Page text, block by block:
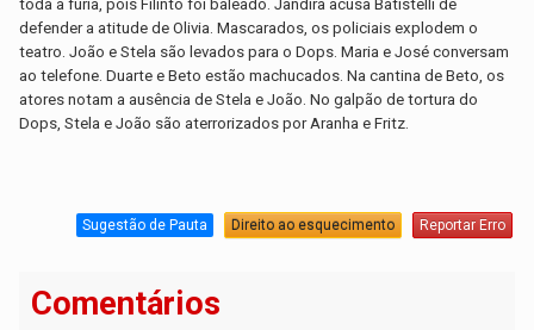
toda a fúria, pois Filinto foi baleado. Jandira acusa Batistelli de
defender a atitude de Olivia. Mascarados, os policiais explodem o
teatro. João e Stela são levados para o Dops. Maria e José conversam
ao telefone. Duarte e Beto estão machucados. Na cantina de Beto, os
atores notam a ausência de Stela e João. No galpão de tortura do
Dops, Stela e João são aterrorizados por Aranha e Fritz.
Sugestão de Pauta Direito ao esquecimento Reportar Erro
Comentários